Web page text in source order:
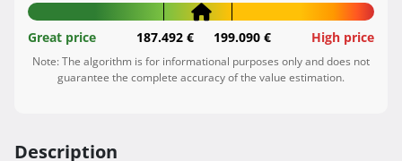
Great price 187.492 € 199.090 € High price
Note: The algorithm is for informational purposes only and does not
guarantee the complete accuracy of the value estimation.
Description